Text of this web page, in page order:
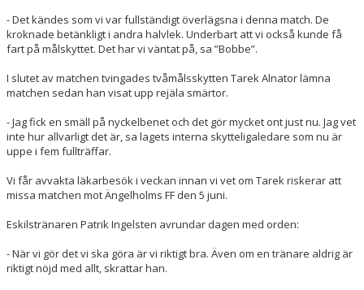
- Det kändes som vi var fullständigt överlägsna i denna match. De
kroknade betänkligt i andra halvlek. Underbart att vi också kunde få
fart på målskyttet. Det har vi väntat på, sa ”Bobbe”.
I slutet av matchen tvingades tvåmålsskytten Tarek Alnator lämna
matchen sedan han visat upp rejäla smärtor.
- Jag fick en smäll på nyckelbenet och det gör mycket ont just nu. Jag vet
inte hur allvarligt det är, sa lagets interna skytteligaledare som nu är
uppe i fem fullträffar.
Vi får avvakta läkarbesök i veckan innan vi vet om Tarek riskerar att
missa matchen mot Ängelholms FF den 5 juni.
Eskilstränaren Patrik Ingelsten avrundar dagen med orden:
- När vi gör det vi ska göra är vi riktigt bra. Även om en tränare aldrig är
riktigt nöjd med allt, skrattar han.